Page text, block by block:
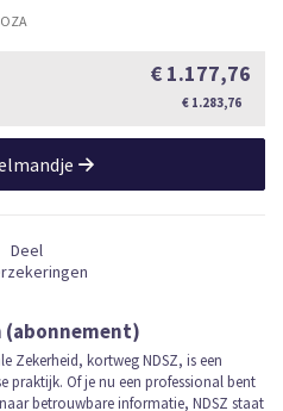
€ 1.177,76
€ 1.283,76
(abonnement)
Zekerheid, kortweg NDSZ, is een
praktijk. Of je nu een professional bent
betrouwbare informatie, NDSZ staat